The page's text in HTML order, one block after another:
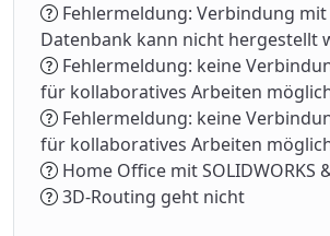
Fehlermeldung: Verbindung
Datenbank kann nicht hergestellt
Fehlermeldung: keine
für kollaboratives Arbeiten
Fehlermeldung: keine
für kollaboratives Arbeiten
Home Office mit SOLIDWORKS
3D-Routing geht nicht